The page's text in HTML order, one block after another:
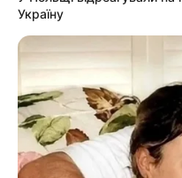
Погода
влажность:
давление:
ветер:
Погода на 10 дней от
Україну